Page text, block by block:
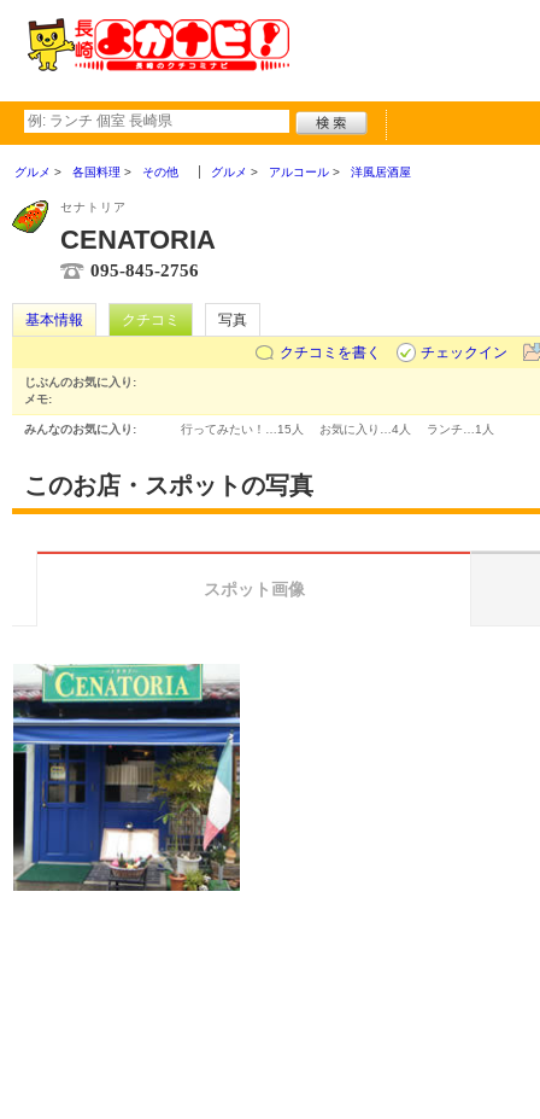
グルメ 各国料理 その他 グルメ アルコール 洋風居酒屋
セナトリア
CENATORIA
095-845-2756
基本情報 クチコミ
写真
クチコミを書く
チェックイン
じぶんのお気に入り:
メモ:
みんなのお気に入り: 行ってみたい！… 15人 お気に入り… 4人 ランチ… 1人
このお店・スポットの写真
スポット画像